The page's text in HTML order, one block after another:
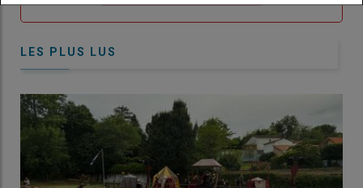
LES PLUS LUS